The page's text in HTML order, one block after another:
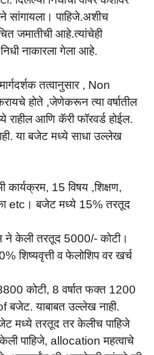
सांगायला। पाहिजे.अशीच
जमातीची आहे.त्यांचेही
नाकारला गेला आहे.
तत्वानुसार , Non
होते ,जेणेकरून त्या वर्षातील
राहील आणि कॅरी फॉरवर्ड होईल.
या बजेट मध्ये साधा उल्लेख
कार्यक्रम, 15 विषय ,शिक्षण,
etc। बजेट मध्ये 15% तरतूद
ने केली तरतूद 5000/- कोटी।
शिष्यवृत्ती व फेलोशिप वर खर्च
कोटी, 8 वर्षात फक्त 1200
बजेट. याबाबत उल्लेख नाही.
मध्ये तरतूद तर केलीच पाहिजे
पाहिजे, allocation महत्वाचे